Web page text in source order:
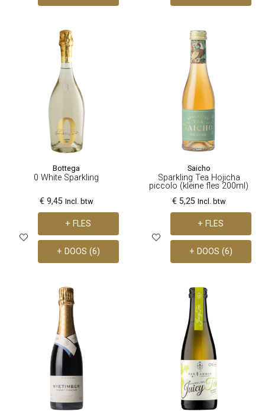
Bottega
0 White Sparkling
€ 9,45 Incl. btw
+ FLES
+ DOOS (6)
Saicho
Sparkling Tea Hojicha
piccolo (kleine fles 200ml)
€ 5,25 Incl. btw
+ FLES
+ DOOS (6)